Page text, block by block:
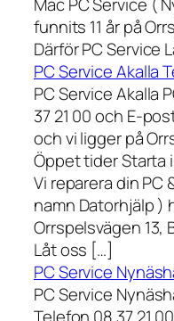
Mac PC Service (
funnits 11 år på
Därför PC Service
PC Service Akalla
PC Service Akalla
37 21 00 och E-
och vi ligger på
Öppet tider Starta
Vi reparera din PC
namn Datorhjälp )
Orrspelsvägen 13,
Låt oss […]
PC Service
PC Service